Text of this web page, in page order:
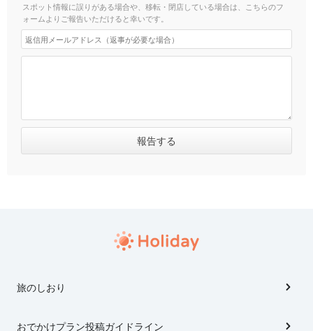
スポット情報に誤りがある場合や、移転・閉店している場合は、こちらのフ
ォームよりご報告いただけると幸いです。
旅のしおり
おでかけプラン投稿ガイドライン